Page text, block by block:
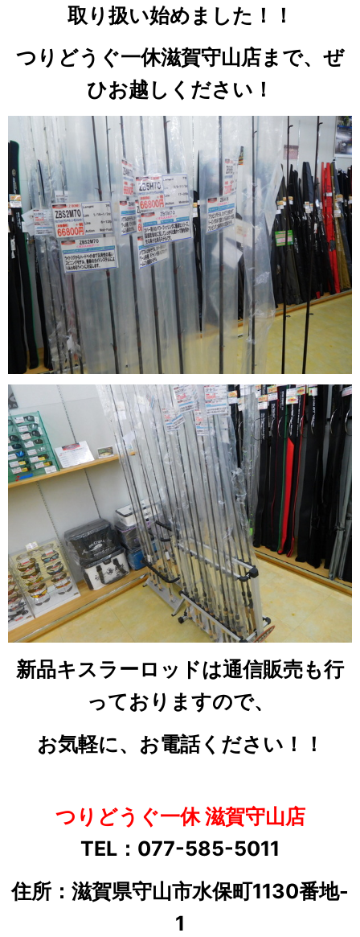
取り扱い始めました！！
つりどうぐ一休滋賀守山店まで、ぜ
ひお越しください！
新品キスラーロッドは通信販売も行
っておりますので、
お気軽に、お電話ください！！
つりどうぐ一休 滋賀守山店
TEL：077-585-5011
住所：滋賀県守山市水保町1130番地-
1